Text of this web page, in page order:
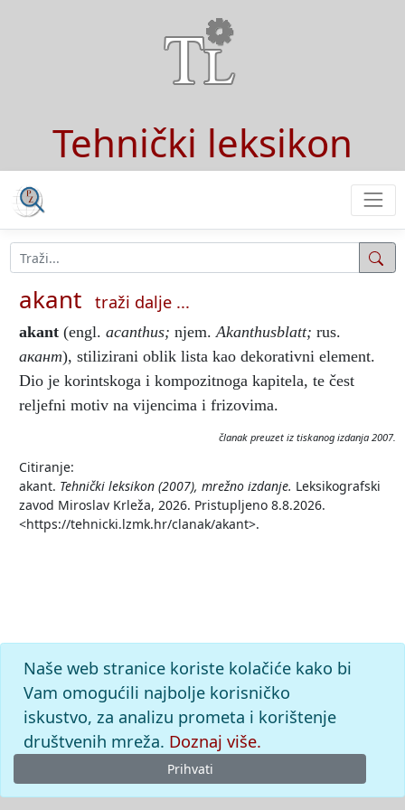
Tehnički leksikon
akant traži dalje ...
akant (engl. acanthus; njem.Akanthusblatt; rus.
акант), stilizirani oblik lista kao dekorativni element.
Dio je korintskoga i kompozitnoga kapitela, te čest
reljefni motiv na vijencima i frizovima.
članak preuzet iz tiskanog izdanja 2007.
Citiranje:
akant. Tehnički leksikon (2007), mrežno izdanje. Leksikografski
zavod Miroslav Krleža, 2026. Pristupljeno 8.8.2026.
<https://tehnicki.lzmk.hr/clanak/akant>.
Naše web stranice koriste kolačiće kako bi
Vam omogućili najbolje korisničko
iskustvo, za analizu prometa i korištenje
društvenih mreža. Doznaj više.
Prihvati
© 2026Leksikografski zavodMiroslav Krleža